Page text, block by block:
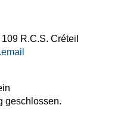
109 R.C.S. Créteil
geschlossen.